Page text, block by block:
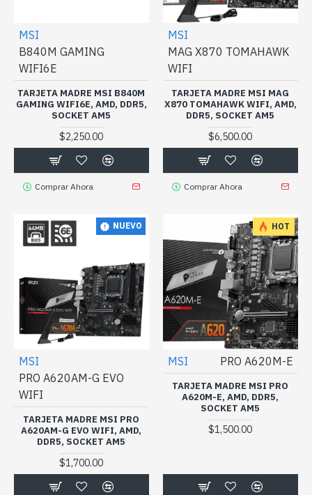
MSI
B840M GAMING
WIFI6E
TARJETA MADRE MSI B840M
GAMING WIFI6E, AMD, DDR5,
SOCKET AM5
$2,250.00
Comprar Ahora
MSI
MAG X870 TOMAHAWK
WIFI
TARJETA MADRE MSI MAG
X870 TOMAHAWK WIFI, AMD,
DDR5, SOCKET AM5
$6,500.00
Comprar Ahora
NUEVO
MSI
PRO A620AM-G EVO
WIFI
TARJETA MADRE MSI PRO
A620AM-G EVO WIFI, AMD,
DDR5, SOCKET AM5
$1,700.00
HOT
MSI PRO A620M-E
TARJETA MADRE MSI PRO
A620M-E, AMD, DDR5,
SOCKET AM5
$1,500.00